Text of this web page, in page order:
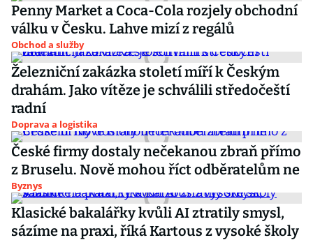
Penny Market a Coca-Cola rozjely obchodní
válku v Česku. Lahve mizí z regálů
Obchod a služby
Železniční zakázka století míří k Českým
drahám. Jako vítěze je schválili středočeští
radní
Doprava a logistika
České firmy dostaly nečekanou zbraň přímo
z Bruselu. Nově mohou říct odběratelům ne
Byznys
Klasické bakalářky kvůli AI ztratily smysl,
sázíme na praxi, říká Kartous z vysoké školy